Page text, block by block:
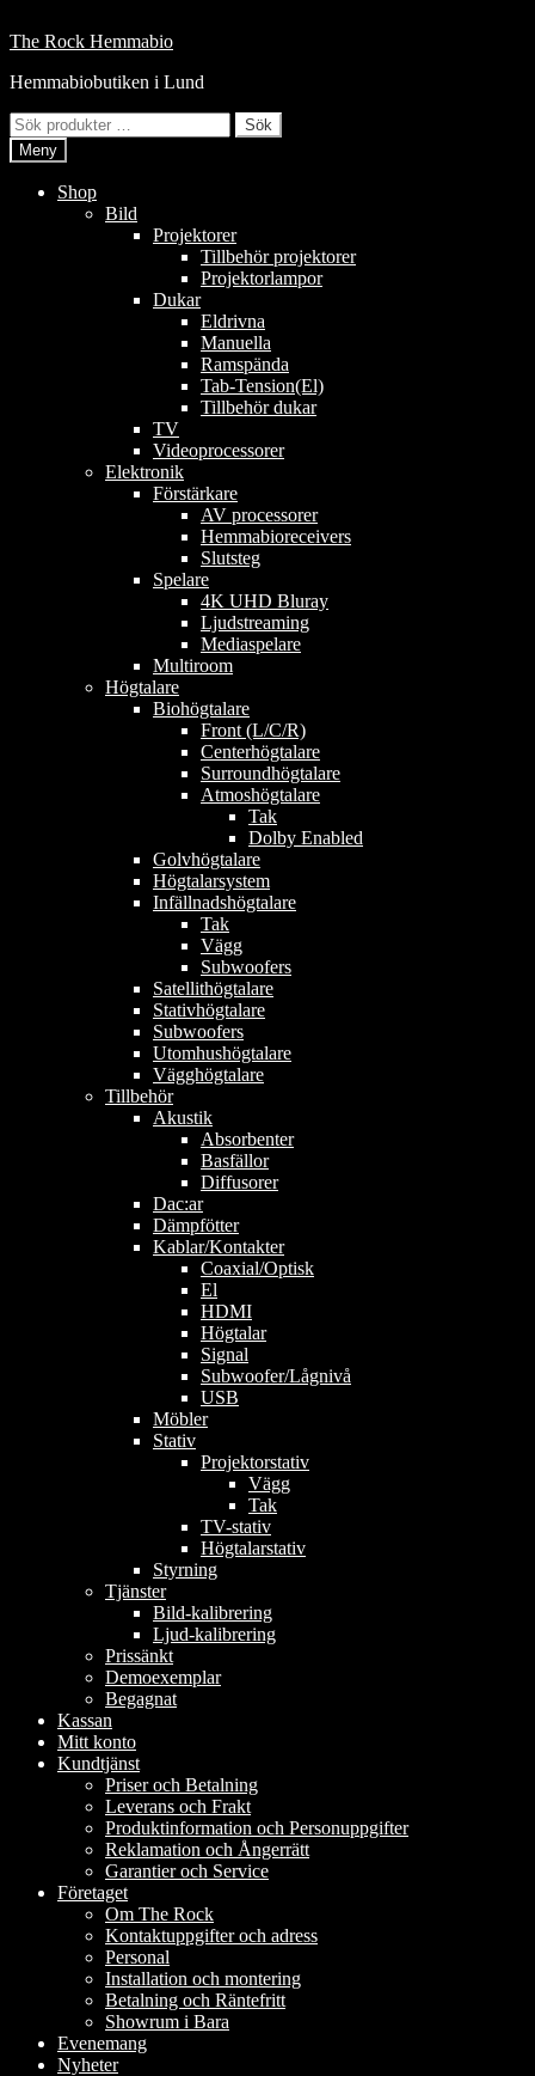
till
Hoppa
navigering
Hoppa
innehåll
The Rock Hemmabio
Hemmabiobutiken i Lund
Sök
efter:
Sök
Meny
Shop
Bild
Projektorer
Tillbehör projektorer
Projektorlampor
Dukar
Eldrivna
Manuella
Ramspända
Tab-Tension(El)
Tillbehör dukar
TV
Videoprocessorer
Elektronik
Förstärkare
AV processorer
Hemmabioreceivers
Slutsteg
Spelare
4K UHD Bluray
Ljudstreaming
Mediaspelare
Multiroom
Högtalare
Biohögtalare
Front (L/C/R)
Centerhögtalare
Surroundhögtalare
Atmoshögtalare
Tak
Dolby Enabled
Golvhögtalare
Högtalarsystem
Infällnadshögtalare
Tak
Vägg
Subwoofers
Satellithögtalare
Stativhögtalare
Subwoofers
Utomhushögtalare
Vägghögtalare
Tillbehör
Akustik
Absorbenter
Basfällor
Diffusorer
Dac:ar
Dämpfötter
Kablar/Kontakter
Coaxial/Optisk
El
HDMI
Högtalar
Signal
Subwoofer/Lågnivå
USB
Möbler
Stativ
Projektorstativ
Vägg
Tak
TV-stativ
Högtalarstativ
Styrning
Tjänster
Bild-kalibrering
Ljud-kalibrering
Prissänkt
Demoexemplar
Begagnat
Kassan
Mitt konto
Kundtjänst
Priser och Betalning
Leverans och Frakt
Produktinformation och Personuppgifter
Reklamation och Ångerrätt
Garantier och Service
Företaget
Om The Rock
Kontaktuppgifter och adress
Personal
Installation och montering
Betalning och Räntefritt
Showrum i Bara
Evenemang
Nyheter